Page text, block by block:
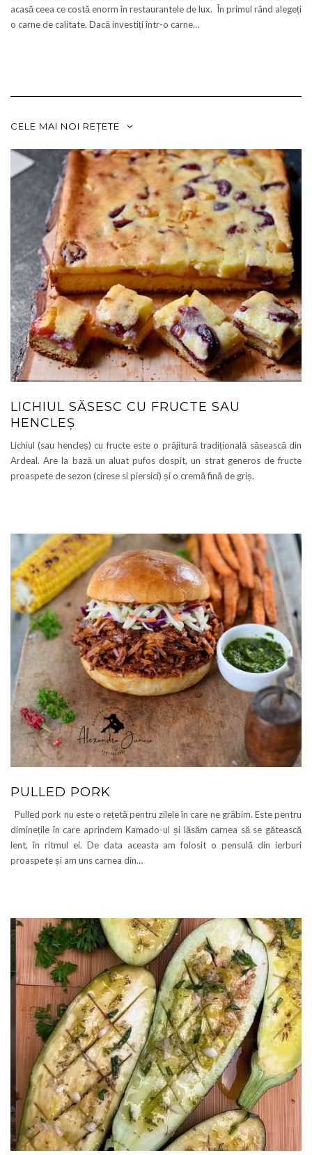
acasă ceea ce costă enorm în restaurantele de lux. În primul rând alegeți
o carne de calitate. Dacă investiți într-o carne…
CELE MAI NOI REȚETE
LICHIUL SĂSESC CU FRUCTE SAU
HENCLEȘ
Lichiul (sau hencleș) cu fructe este o prăjitură tradițională săsească din
Ardeal. Are la bază un aluat pufos dospit, un strat generos de fructe
proaspete de sezon (cirese si piersici) și o cremă fină de griș.
PULLED PORK
Pulled pork nu este o rețetă pentru zilele în care ne grăbim. Este pentru
diminețile în care aprindem Kamado-ul și lăsăm carnea să se gătească
lent, în ritmul ei. De data aceasta am folosit o pensulă din ierburi
proaspete și am uns carnea din…